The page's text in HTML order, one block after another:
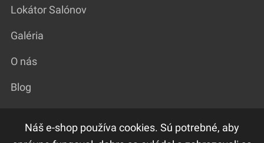
Lokátor Salónov
Galéria
O nás
Blog
Náš e-shop používa cookies. Sú potrebné, aby